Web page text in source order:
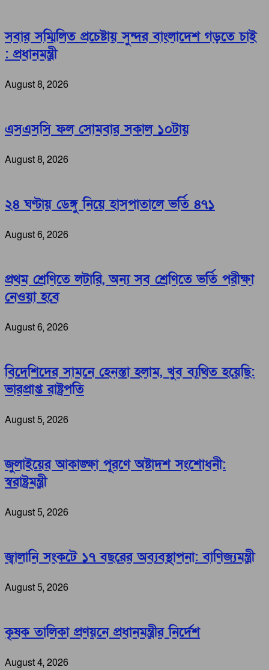
সবার সম্মিলিত প্রচেষ্টায় সুন্দর বাংলাদেশ গড়তে চাই
: প্রধানমন্ত্রী
August 8, 2026
এসএসসি ফল সোমবার সকাল ১০টায়
August 8, 2026
২৪ ঘণ্টায় ডেঙ্গু নিয়ে হাসপাতালে ভর্তি ৪৭১
August 6, 2026
প্রথম শ্রেণিতে লটারি, অন্য সব শ্রেণিতে ভর্তি পরীক্ষা
নেওয়া হবে
August 6, 2026
বিদেশিদের সামনে হেনস্তা হলাম, খুব ব্যথিত হয়েছি:
ভারপ্রাপ্ত রাষ্ট্রপতি
August 5, 2026
জুলাইয়ের আকাঙ্ক্ষা পূরণে অষ্টাদশ সংশোধনী:
স্বরাষ্ট্রমন্ত্রী
August 5, 2026
জ্বালানি সংকটে ১৭ বছরের অব্যবস্থাপনা: বাণিজ্যমন্ত্রী
August 5, 2026
কৃষক তালিকা প্রণয়নে প্রধানমন্ত্রীর নির্দেশ
August 4, 2026